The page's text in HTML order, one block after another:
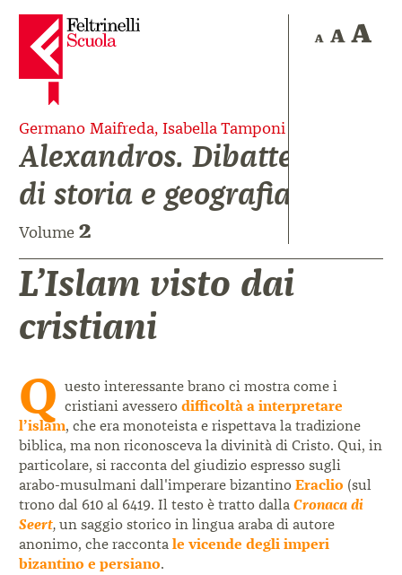
Germano Maifreda, Isabella Tamponi
Alexandros. Dibattere
di storia e geografia
Volume 2
L’Islam visto dai
cristiani
Q uesto interessante brano ci mostra come i
cristiani avesserodifficoltà a interpretare
l’islam, che era monoteista e rispettava la tradizione
biblica, ma non riconosceva la divinità di Cristo. Qui, in
particolare, si racconta del giudizio espresso sugli
arabo-musulmani dall'imperare bizantino Eraclio (sul
trono dal 610 al 6419. Il testo è tratto dalla Cronaca di
Seert, un saggio storico in lingua araba di autore
anonimo, che racconta le vicende degli imperi
bizantino e persiano.